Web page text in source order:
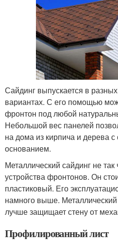
Сайдинг выпускается в
вариантах. С его помощью
фронтон под любой
Небольшой вес панелей
на дома из кирпича и дерева
основанием.
Металлический сайдинг не так
устройства фронтонов. Он
пластиковый. Его
намного выше.
лучше защищает стену от
Профилированный лист